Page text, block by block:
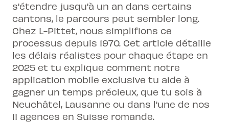
s'étendre jusqu'à un an dans certains
cantons, le parcours peut sembler long.
Chez L-Pittet, nous simplifions ce
processus depuis 1970. Cet article détaille
les délais réalistes pour chaque étape en
2025 et tu explique comment notre
application mobile exclusive tu aide à
gagner un temps précieux, que tu sois à
Neuchâtel, Lausanne ou dans l'une de nos
11 agences en Suisse romande.